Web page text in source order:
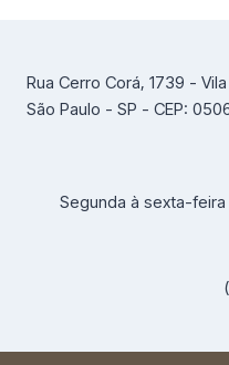
Rua Cerro Corá, 1739 -
São Paulo - SP - CEP:
Segunda à sexta-